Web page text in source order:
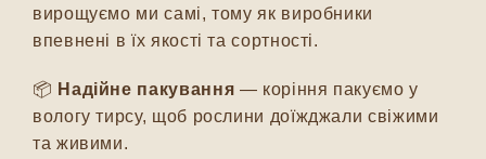
вирощуємо ми самі, тому як виробники
впевнені в їх якості та сортності.
📦 Надійне пакування — коріння пакуємо у
вологу тирсу, щоб рослини доїжджали свіжими
та живими.